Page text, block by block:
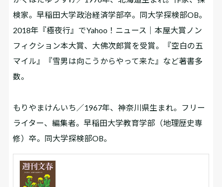
検家。早稲田大学政治経済学部卒。同大学探検部OB。
2018年『極夜行』でYahoo！ニュース｜本屋大賞ノン
フィクション本大賞、大佛次郎賞を受賞。『空白の五
マイル』『雪男は向こうからやって来た』など著書多
数。
もりやまけんいち／1967年、神奈川県生まれ。フリー
ライター、編集者。早稲田大学教育学部（地理歴史専
修）卒。同大学探検部OB。